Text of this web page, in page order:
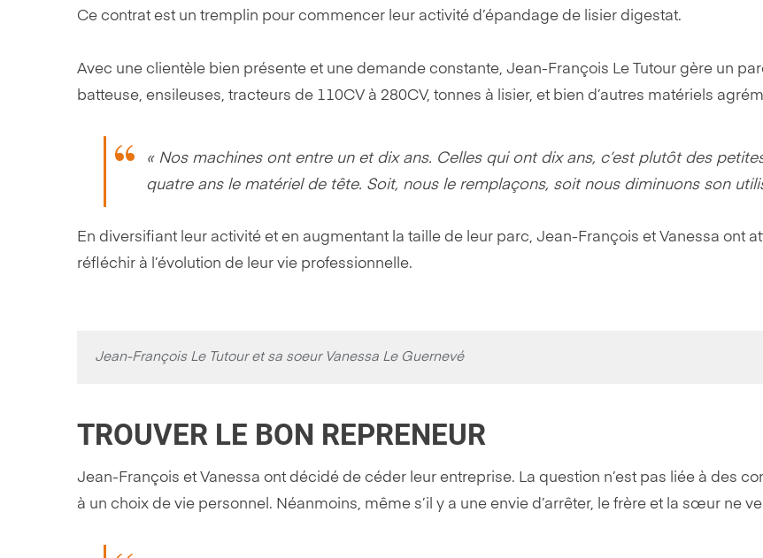
Ce contrat est un tremplin pour commencer leur activité d’épandage de lisier digestat.
Avec une clientèle bien présente et une demande constante, Jean-François Le Tutour gère un
batteuse, ensileuses, tracteurs de 110CV à 280CV, tonnes à lisier, et bien d’autres matériels
« Nos machines ont entre un et dix ans. Celles qui ont dix ans, c’est plutôt des
quatre ans le matériel de tête. Soit, nous le remplaçons, soit nous diminuons son
En diversifiant leur activité et en augmentant la taille de leur parc, Jean-François et Vanessa ont
réfléchir à l’évolution de leur vie professionnelle.
Jean-François Le Tutour et sa soeur Vanessa Le Guernevé
TROUVER LE BON REPRENEUR
Jean-François et Vanessa ont décidé de céder leur entreprise. La question n’est pas liée à des
à un choix de vie personnel. Néanmoins, même s’il y a une envie d’arrêter, le frère et la sœur ne